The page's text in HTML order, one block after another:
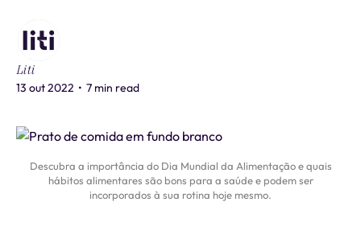
Liti
13 out 2022 • 7 min read
Descubra a importância do Dia Mundial da Alimentação e quais
hábitos alimentares são bons para a saúde e podem ser
incorporados à sua rotina hoje mesmo.